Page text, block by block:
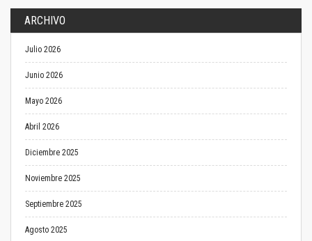
ARCHIVO
Julio 2026
Junio 2026
Mayo 2026
Abril 2026
Diciembre 2025
Noviembre 2025
Septiembre 2025
Agosto 2025